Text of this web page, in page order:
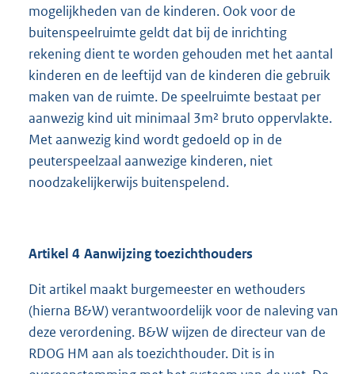
mogelijkheden van de kinderen. Ook voor de
buitenspeelruimte geldt dat bij de inrichting
rekening dient te worden gehouden met het aantal
kinderen en de leeftijd van de kinderen die gebruik
maken van de ruimte. De speelruimte bestaat per
aanwezig kind uit minimaal 3m² bruto oppervlakte.
Met aanwezig kind wordt gedoeld op in de
peuterspeelzaal aanwezige kinderen, niet
noodzakelijkerwijs buitenspelend.
Artikel 4 Aanwijzing toezichthouders
Dit artikel maakt burgemeester en wethouders
(hierna B&W) verantwoordelijk voor de naleving van
deze verordening. B&W wijzen de directeur van de
RDOG HM aan als toezichthouder. Dit is in